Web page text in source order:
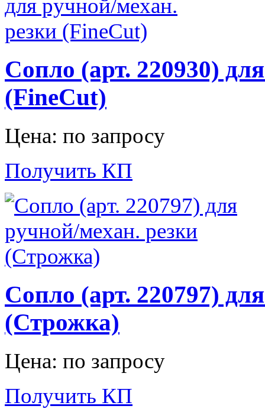
Сопло (арт. 220930)
(FineCut)
Цена: по запросу
Получить КП
Сопло (арт. 220797)
(Строжка)
Цена: по запросу
Получить КП